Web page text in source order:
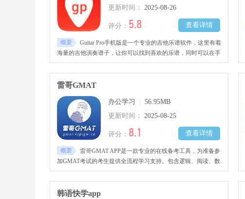
更新时间：
2025-08-26
查看详情
评分： 5.8
概要
Guitar Pro手机版是一个专业的吉他乐谱软件，这里有着
海量的吉他演奏谱子，让你可以找到喜欢的乐谱，同时可以在手
机中直接将乐谱演奏出来
雷哥GMAT
办公学习
56.95MB
更新时间：
2025-08-25
查看详情
评分： 8.1
概要
雷哥GMAT APP是一款专业的在线备考工具，为准备参
加GMAT考试的考生提供全流程学习支持。包含逻辑、阅读、数
学、句子改错及综合推理等全部考试科目内容，还整合了大量备
考资料，如官方指南解析、真题、高频词汇及多个经典题库，帮
助考生系统构建知识框架。具备在线模拟考试与离线刷题功能，
韩语快学app